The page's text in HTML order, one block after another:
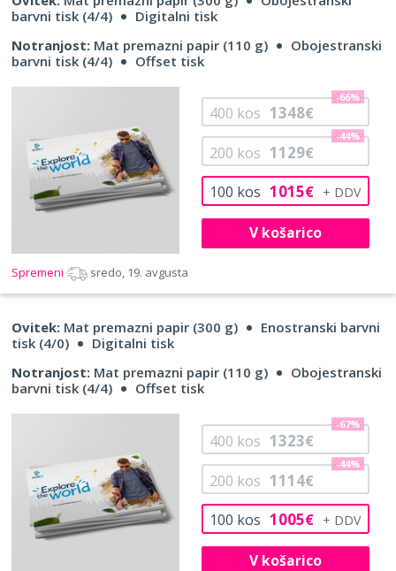
barvni tisk (4/4)
Digitalni tisk
Notranjost: Mat premazni papir (110 g)
Obojestranski
barvni tisk (4/4)
Offset tisk
100 kos 1015€
200 kos 1129€
-44%
400 kos 1348€
-66%
V košarico
Spremeni sredo, 19. avgusta
Ovitek: Mat premazni papir (300 g)
Enostranski barvni
tisk (4/0)
Digitalni tisk
Notranjost: Mat premazni papir (110 g)
Obojestranski
barvni tisk (4/4)
Offset tisk
100 kos 1005€
200 kos 1114€
-44%
400 kos 1323€
-67%
V košarico